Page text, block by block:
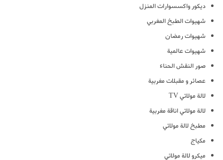
ديكور واكسسوارات المنزل
شهيوات الطبخ المغربي
شهيوات رمضان
شهيوات عالمية
صور النقش الحناء
عصائر و مقبلات مغربية
لالة مولاتي TV
لالة مولاتي اناقة مغربية
مطبخ لالة مولاتي
مكياج
ميكرو لالة مولاتي